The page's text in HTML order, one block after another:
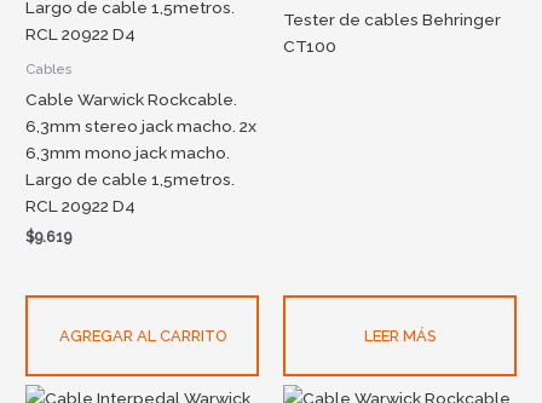
Cables
Cable Warwick Rockcable.
6,3mm stereo jack macho. 2x
6,3mm mono jack macho.
Largo de cable 1,5metros.
RCL 20922 D4
$9.619
AGREGAR AL CARRITO
Tester de cables Behringer
CT100
LEER MÁS